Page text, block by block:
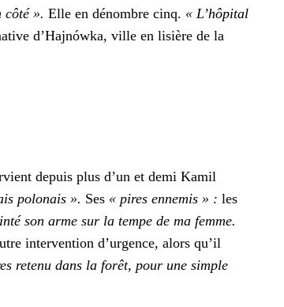
côté ». Elle en dénom­bre cinq. « L’hôpital
d’Hajnówka, ville en lisière de la
depuis plus d’un et demi Kamil
polon­ais ». Ses « pires enne­mis » : les
son arme sur la tempe de ma femme.
inter­ven­tion d’urgence, alors qu’il
retenu dans la forêt, pour une sim­ple